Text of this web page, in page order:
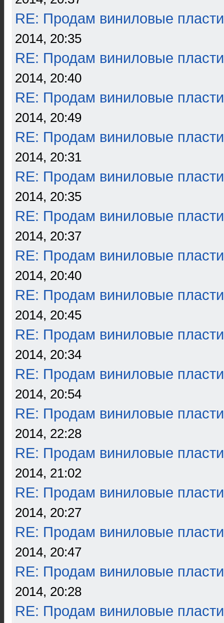
RE: Продам виниловые
2014, 20:35
RE: Продам виниловые
2014, 20:40
RE: Продам виниловые
2014, 20:49
RE: Продам виниловые
2014, 20:31
RE: Продам виниловые
2014, 20:35
RE: Продам виниловые
2014, 20:37
RE: Продам виниловые
2014, 20:40
RE: Продам виниловые
2014, 20:45
RE: Продам виниловые
2014, 20:34
RE: Продам виниловые
2014, 20:54
RE: Продам виниловые
2014, 22:28
RE: Продам виниловые
2014, 21:02
RE: Продам виниловые
2014, 20:27
RE: Продам виниловые
2014, 20:47
RE: Продам виниловые
2014, 20:28
RE: Продам виниловые